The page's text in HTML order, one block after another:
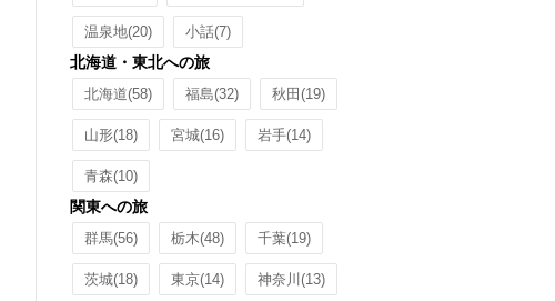
温泉地(20) 小話(7)
北海道・東北への旅
北海道(58) 福島(32) 秋田 (19)
山形(18) 宮城(16) 岩手(14)
青森(10)
関東への旅
群馬(56) 栃木(48) 千葉(19)
茨城(18) 東京(14) 神奈川 (13)